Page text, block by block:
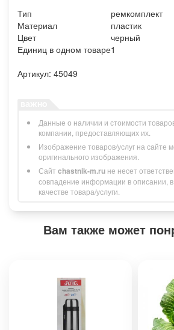
Тип
ремкомплект
Материал
пластик
Цвет
черный
Единиц в одном товаре1
Артикул: 45049
Данные о наличии и стоимости
компании, предоставляющих их.
Изображение товаров/услуг на сайте
оригинального изображения.
Сайт chastnik-m.ru не несет
совпадение информации в описании, в
качестве товара/услуги.
Вам также может